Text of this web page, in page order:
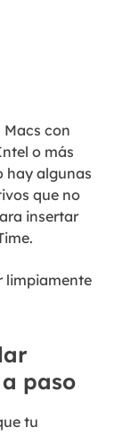
con
o más
hay algunas
que no
insertar
limpiamente
paso
tu